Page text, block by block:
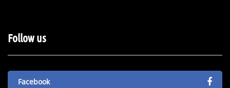
Follow us
Facebook